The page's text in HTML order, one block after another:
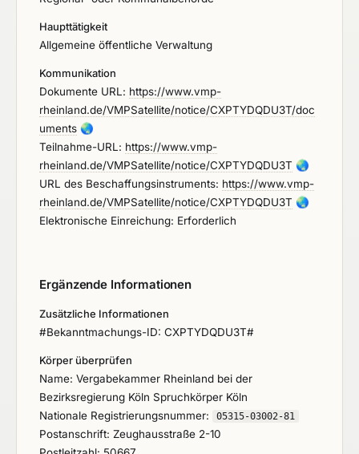
Haupttätigkeit
Allgemeine öffentliche Verwaltung
Kommunikation
Dokumente URL: https://www.vmp-
rheinland.de/VMPSatellite/notice/CXPTYDQDU3T/doc
uments 🌏
Teilnahme-URL: https://www.vmp-
rheinland.de/VMPSatellite/notice/CXPTYDQDU3T 🌏
URL des Beschaffungsinstruments: https://www.vmp-
rheinland.de/VMPSatellite/notice/CXPTYDQDU3T 🌏
Elektronische Einreichung: Erforderlich
Ergänzende Informationen
Zusätzliche Informationen
#Bekanntmachungs-ID: CXPTYDQDU3T#
Körper überprüfen
Name: Vergabekammer Rheinland bei der
Bezirksregierung Köln Spruchkörper Köln
Nationale Registrierungsnummer:
05315-03002-81
Postanschrift: Zeughausstraße 2-10